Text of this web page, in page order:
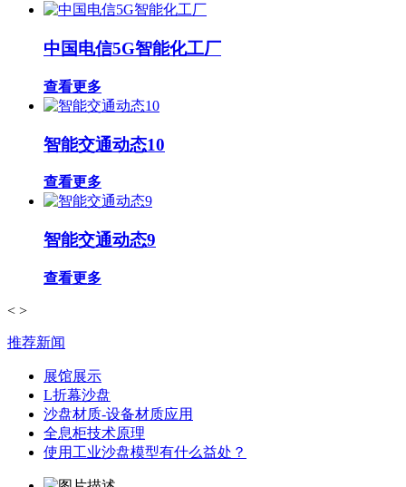
中国电信5G智能化工厂
查看更多
智能交通动态10
查看更多
智能交通动态9
查看更多
< >
推荐新闻
展馆展示
L折幕沙盘
沙盘材质-设备材质应用
全息柜技术原理
使用工业沙盘模型有什么益处？